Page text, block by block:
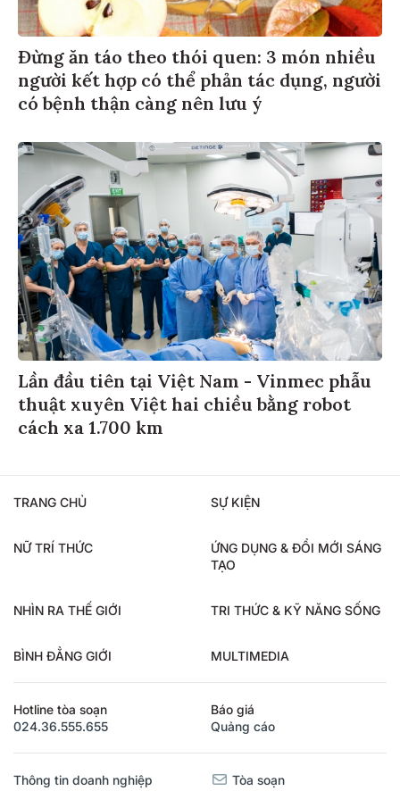
Đừng ăn táo theo thói quen: 3 món nhiều
người kết hợp có thể phản tác dụng, người
có bệnh thận càng nên lưu ý
Lần đầu tiên tại Việt Nam - Vinmec phẫu
thuật xuyên Việt hai chiều bằng robot
cách xa 1.700 km
TRANG CHỦ SỰ KIỆN
NỮ TRÍ THỨC
ỨNG DỤNG & ĐỔI MỚI SÁNG
TẠO
NHÌN RA THẾ GIỚI TRI THỨC & KỸ NĂNG SỐNG
BÌNH ĐẲNG GIỚI MULTIMEDIA
Hotline tòa soạn
024.36.555.655
Báo giá
Quảng cáo
Thông tin doanh nghiệp Tòa soạn